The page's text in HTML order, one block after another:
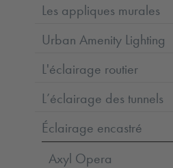
Les appliques murales
Urban Amenity Lighting
L'éclairage routier
L’éclairage des tunnels
Éclairage encastré
Axyl Opera